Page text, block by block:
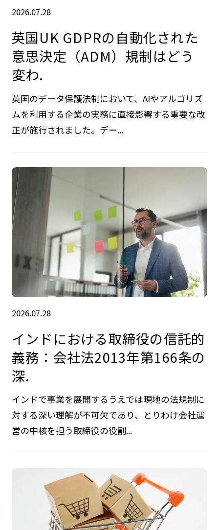
2026.07.28
英国UK GDPRの自動化された
意思決定（ADM）規制はどう
変わ.
英国のデータ保護法制において、AIやアルゴリズ
ムを利用する企業の実務に直接影響する重要な改
正が施行されました。デー...
2026.07.28
インドにおける取締役の信託的
義務：会社法2013年第166条の
深.
インドで事業を展開するうえでは現地の法規制に
対する深い理解が不可欠であり、とりわけ会社運
営の中核を担う取締役の役割...